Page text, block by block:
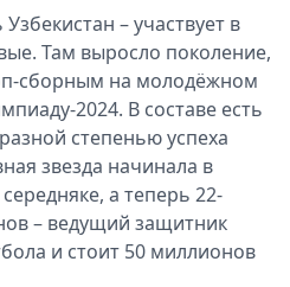
– участвует в
Там выросло поколение,
сборным на молодёжном
2024. В составе есть
степенью успеха
звезда начинала в
а теперь 22-
– ведущий защитник
и стоит 50 миллионов